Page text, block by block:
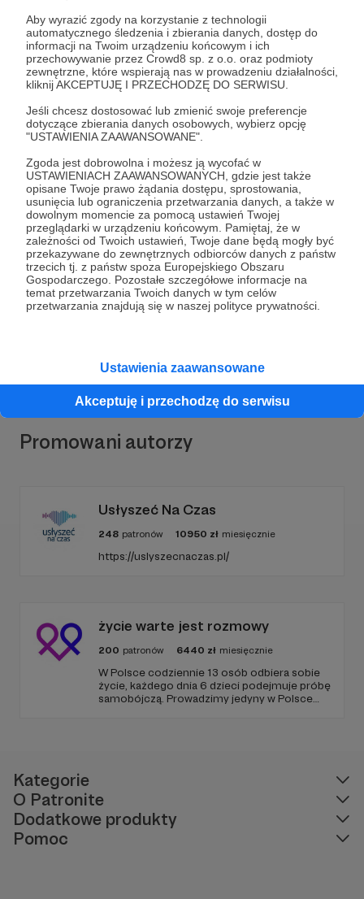
Aby wyrazić zgody na korzystanie z technologii
automatycznego śledzenia i zbierania danych, dostęp do
informacji na Twoim urządzeniu końcowym i ich
przechowywanie przez Crowd8 sp. z o.o. oraz podmioty
zewnętrzne, które wspierają nas w prowadzeniu działalności,
kliknij AKCEPTUJĘ I PRZECHODZĘ DO SERWISU.
Jeśli chcesz dostosować lub zmienić swoje preferencje
dotyczące zbierania danych osobowych, wybierz opcję
"USTAWIENIA ZAAWANSOWANE".
Zgoda jest dobrowolna i możesz ją wycofać w
USTAWIENIACH ZAAWANSOWANYCH, gdzie jest także
opisane Twoje prawo żądania dostępu, sprostowania,
usunięcia lub ograniczenia przetwarzania danych, a także w
dowolnym momencie za pomocą ustawień Twojej
przeglądarki w urządzeniu końcowym. Pamiętaj, że w
zależności od Twoich ustawień, Twoje dane będą mogły być
przekazywane do zewnętrznych odbiorców danych z państw
trzecich tj. z państw spoza Europejskiego Obszaru
Gospodarczego. Pozostałe szczegółowe informacje na
temat przetwarzania Twoich danych w tym celów
przetwarzania znajdują się w naszej polityce prywatności.
Ustawienia zaawansowane
Akceptuję i przechodzę do serwisu
Komentarz użytkownika
Odpowiedz
Dołącz do grona Patronów!
Wesprzyj działalność AutoraWyskakuj z laptopa
teraz!
Promowani autorzy
Usłyszeć Na Czas
248 patronów 10950 zł miesięcznie
https://uslyszecnaczas.pl/
życie warte jest rozmowy
200 patronów 6440 zł miesięcznie
W Polsce codziennie 13 osób odbiera sobie
życie, każdego dnia 6 dzieci podejmuje próbę
samobójczą. Prowadzimy jedyny w Polsce
Kategorie
O Patronite
Dodatkowe produkty
Pomoc